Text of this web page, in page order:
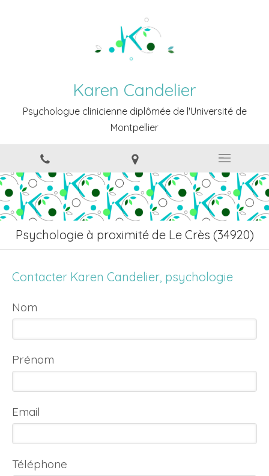
Karen Candelier
Psychologue clinicienne diplômée de l'Université de
Montpellier
Psychologie à proximité de Le Crès (34920)
Contacter Karen Candelier, psychologie
Nom
Prénom
Email
Téléphone